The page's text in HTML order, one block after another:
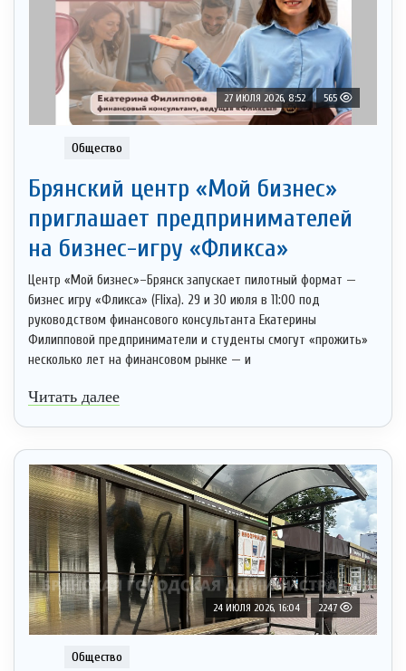
27 ИЮЛЯ 2026, 8:52 565
Общество
Брянский центр «Мой бизнес»
приглашает предпринимателей
на бизнес-игру «Фликса»
Центр «Мой бизнес»–Брянск запускает пилотный формат —
бизнес игру «Фликса» (Flixa). 29 и 30 июля в 11:00 под
руководством финансового консультанта Екатерины
Филипповой предприниматели и студенты смогут «прожить»
несколько лет на финансовом рынке — и
Читать далее
24 ИЮЛЯ 2026, 16:04 2247
Общество